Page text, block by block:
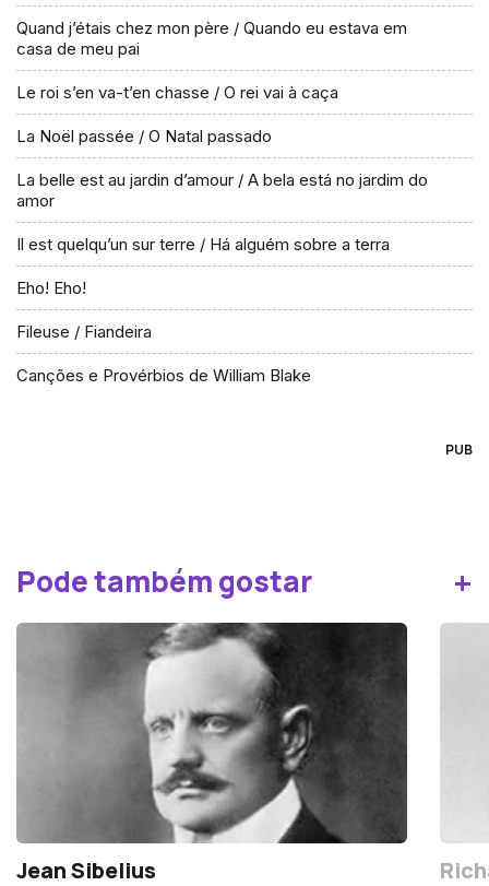
Quand j’étais chez mon père / Quando eu estava em
casa de meu pai
Le roi s’en va-t’en chasse / O rei vai à caça
La Noël passée / O Natal passado
La belle est au jardin d’amour / A bela está no jardim do
amor
Il est quelqu’un sur terre / Há alguém sobre a terra
Eho! Eho!
Fileuse / Fiandeira
Canções e Provérbios de William Blake
PUB
Pode também gostar +
Jean Sibelius